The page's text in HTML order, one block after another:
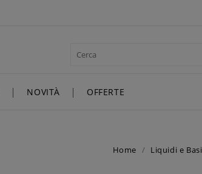
NOVITÀ OFFERTE
Home Liquidi e Basi